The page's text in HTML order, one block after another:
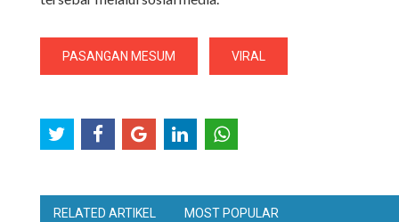
PASANGAN MESUM VIRAL
RELATED ARTIKEL MOST POPULAR